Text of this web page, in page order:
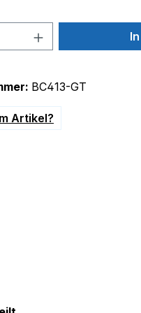
Anzahl: Gib
BC413-GT
Artikel?
-